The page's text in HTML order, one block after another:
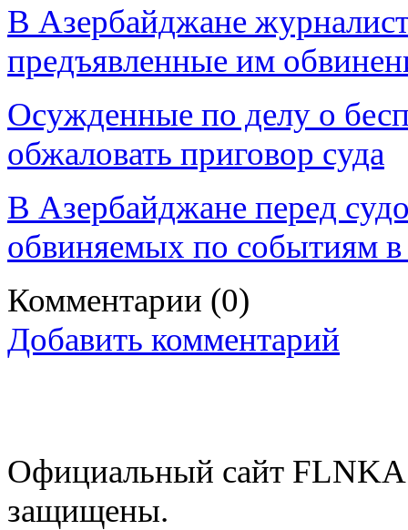
В Азербайджане
предъявленные им
Осужденные по делу о
обжаловать приговор суда
В Азербайджане перед
обвиняемых по событиям в
Комментарии (0)
Добавить комментарий
Официальный сайт
защищены.